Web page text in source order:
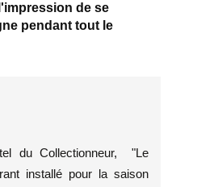
de se
pendant tout le
du Collectionneur, "Le
installé pour la saison